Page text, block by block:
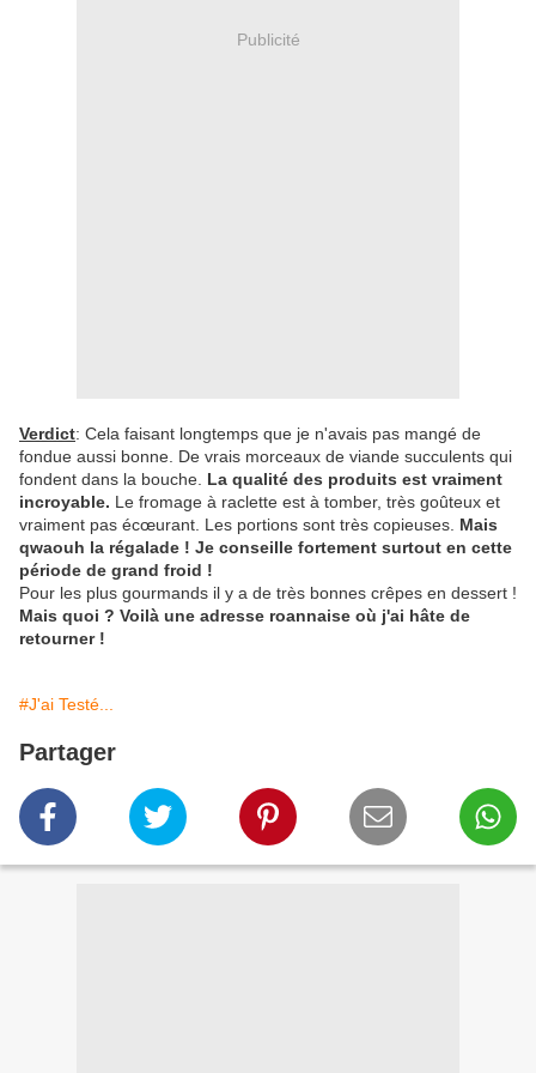
Publicité
Verdict: Cela faisant longtemps que je n'avais pas mangé de
fondue aussi bonne. De vrais morceaux de viande succulents qui
fondent dans la bouche. La qualité des produits est vraiment
incroyable. Le fromage à raclette est à tomber, très goûteux et
vraiment pas écœurant. Les portions sont très copieuses. Mais
qwaouh la régalade ! Je conseille fortement surtout en cette
période de grand froid !
Pour les plus gourmands il y a de très bonnes crêpes en dessert !
Mais quoi ? Voilà une adresse roannaise où j'ai hâte de
retourner !
#J'ai Testé...
Partager